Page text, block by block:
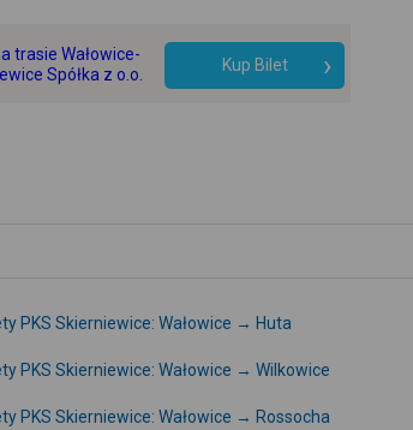
-
trasie Wałowice-
Spółka z o.o.
Kup Bilet
PKS Skierniewice: Wałowice → Huta
PKS Skierniewice: Wałowice → Wilkowice
PKS Skierniewice: Wałowice → Rossocha